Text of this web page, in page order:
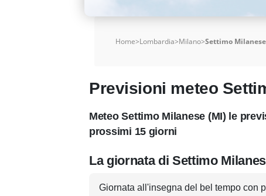
Home>Lombardia>Milano>Settimo Milanese
Previsioni meteo
Meteo Settimo Milanese (MI) le
prossimi 15 giorni
La giornata di Settimo
Giornata all'insegna del bel tempo con